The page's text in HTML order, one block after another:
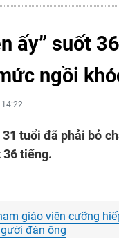
ấy” suốt
ngồi
tuổi đã phải bỏ
36 tiếng.
giáo viên cưỡng
đàn ông